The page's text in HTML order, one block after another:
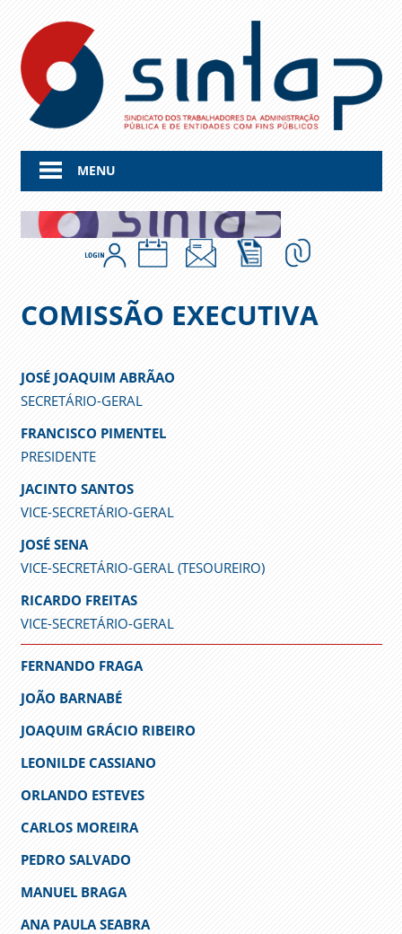
content
MENU
COMISSÃO EXECUTIVA
JOSÉ JOAQUIM ABRÃAO
SECRETÁRIO-GERAL
FRANCISCO PIMENTEL
PRESIDENTE
JACINTO SANTOS
VICE-SECRETÁRIO-GERAL
JOSÉ SENA
VICE-SECRETÁRIO-GERAL (TESOUREIRO)
RICARDO FREITAS
VICE-SECRETÁRIO-GERAL
FERNANDO FRAGA
JOÃO BARNABÉ
JOAQUIM GRÁCIO RIBEIRO
LEONILDE CASSIANO
ORLANDO ESTEVES
CARLOS MOREIRA
PEDRO SALVADO
MANUEL BRAGA
ANA PAULA SEABRA